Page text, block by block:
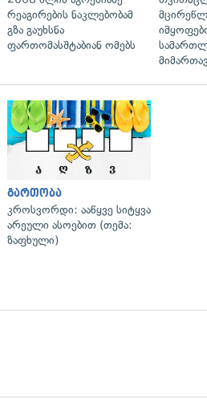
რეაგირების ნაკლებობამ
გზა გაუხსნა
ფართომასშტაბიან ომებს
გართობა
კროსვორდი: ააწყვე სიტყვა
არეული ასოებით (თემა:
ზაფხული)